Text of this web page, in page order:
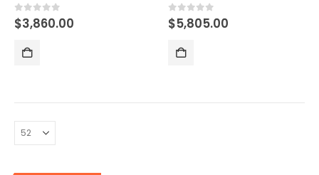
0 out of 5
$3,860.00 0 out of 5
$5,805.00